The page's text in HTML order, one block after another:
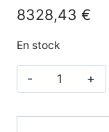
8328,43 €
En stock
quantité
de